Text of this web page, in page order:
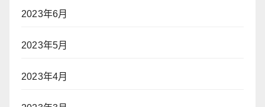
2023年6月
2023年5月
2023年4月